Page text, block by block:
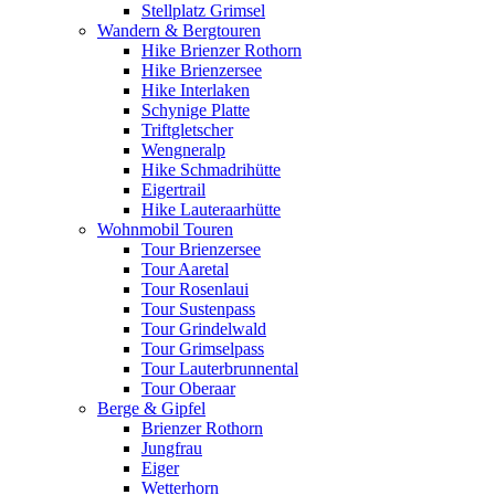
Stellplatz Grimsel
Wandern & Bergtouren
Hike Brienzer Rothorn
Hike Brienzersee
Hike Interlaken
Schynige Platte
Triftgletscher
Wengneralp
Hike Schmadrihütte
Eigertrail
Hike Lauteraarhütte
Wohnmobil Touren
Tour Brienzersee
Tour Aaretal
Tour Rosenlaui
Tour Sustenpass
Tour Grindelwald
Tour Grimselpass
Tour Lauterbrunnental
Tour Oberaar
Berge & Gipfel
Brienzer Rothorn
Jungfrau
Eiger
Wetterhorn